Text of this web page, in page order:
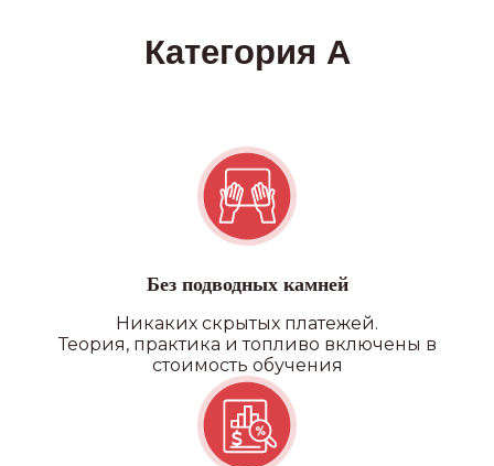
Без подводных камней
Никаких скрытых платежей.
Теория, практика и топливо включены в
стоимость обучения